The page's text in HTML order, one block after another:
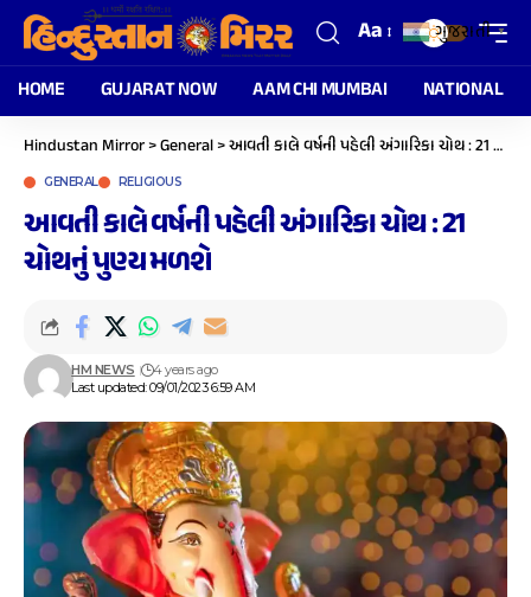
Aa
HOME GUJARAT NOW AAM CHI MUMBAI NATIONAL
Hindustan Mirror>General>આવતી કાલે વર્ષની પહેલી અંગારિકા ચોથ : 21 ચોથનું પુણ્ય મળશે
GENERAL RELIGIOUS
આવતી કાલે વર્ષની પહેલી અંગારિકા ચોથ : 21
ચોથનું પુણ્ય મળશે
Last updated: 09/01/2023 6:59 AM
HM NEWS 4 years ago
ગુજરાતી ▼